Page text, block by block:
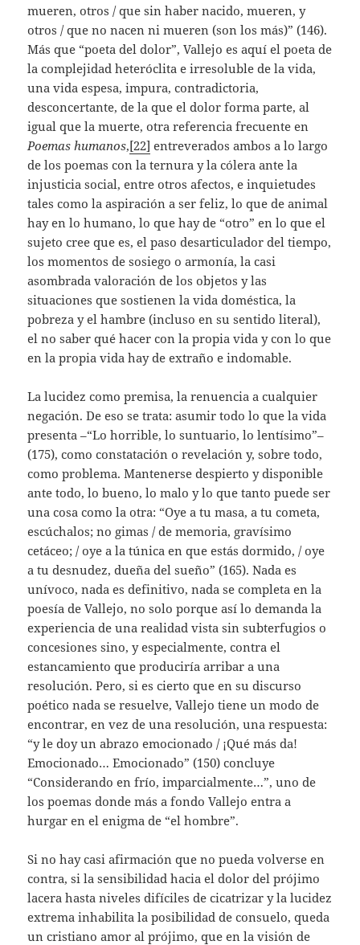
mueren, otros / que sin haber nacido, mueren, y
otros / que no nacen ni mueren (son los más)” (146).
Más que “poeta del dolor”, Vallejo es aquí el poeta de
la complejidad heteróclita e irresoluble de la vida,
una vida espesa, impura, contradictoria,
desconcertante, de la que el dolor forma parte, al
igual que la muerte, otra referencia frecuente en
Poemas humanos,[22] entreverados ambos a lo largo
de los poemas con la ternura y la cólera ante la
injusticia social, entre otros afectos, e inquietudes
tales como la aspiración a ser feliz, lo que de animal
hay en lo humano, lo que hay de “otro” en lo que el
sujeto cree que es, el paso desarticulador del tiempo,
los momentos de sosiego o armonía, la casi
asombrada valoración de los objetos y las
situaciones que sostienen la vida doméstica, la
pobreza y el hambre (incluso en su sentido literal),
el no saber qué hacer con la propia vida y con lo que
en la propia vida hay de extraño e indomable.
La lucidez como premisa, la renuencia a cualquier
negación. De eso se trata: asumir todo lo que la vida
presenta –“Lo horrible, lo suntuario, lo lentísimo”–
(175), como constatación o revelación y, sobre todo,
como problema. Mantenerse despierto y disponible
ante todo, lo bueno, lo malo y lo que tanto puede ser
una cosa como la otra: “Oye a tu masa, a tu cometa,
escúchalos; no gimas / de memoria, gravísimo
cetáceo; / oye a la túnica en que estás dormido, / oye
a tu desnudez, dueña del sueño” (165). Nada es
unívoco, nada es definitivo, nada se completa en la
poesía de Vallejo, no solo porque así lo demanda la
experiencia de una realidad vista sin subterfugios o
concesiones sino, y especialmente, contra el
estancamiento que produciría arribar a una
resolución. Pero, si es cierto que en su discurso
poético nada se resuelve, Vallejo tiene un modo de
encontrar, en vez de una resolución, una respuesta:
“y le doy un abrazo emocionado / ¡Qué más da!
Emocionado… Emocionado” (150) concluye
“Considerando en frío, imparcialmente…”, uno de
los poemas donde más a fondo Vallejo entra a
hurgar en el enigma de “el hombre”.
Si no hay casi afirmación que no pueda volverse en
contra, si la sensibilidad hacia el dolor del prójimo
lacera hasta niveles difíciles de cicatrizar y la lucidez
extrema inhabilita la posibilidad de consuelo, queda
un cristiano amor al prójimo, que en la visión de